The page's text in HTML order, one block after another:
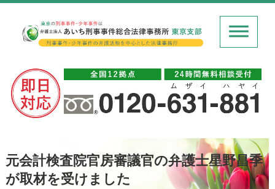
元会計検査院官房審議官の弁護士星野昌季
が取材を受けました